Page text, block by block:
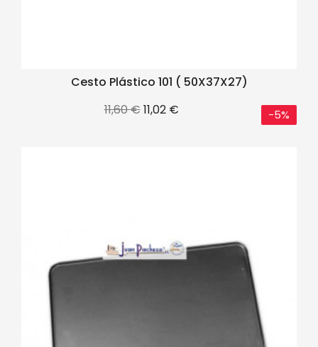
Cesto Plástico 101 ( 50X37X27)
Precio
11,60 €Precio
11,02 € -5%